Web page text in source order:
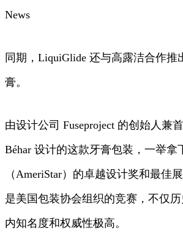
News
同期，LiquiGlide 还与高露洁合作推
膏。
由设计公司 Fuseproject 的创始人兼
Béhar 设计的这款牙膏包装，一举拿
（AmeriStar）的卓越设计奖和最佳
是美国包装协会组织的竞赛，不仅
内知名度和权威性极高。